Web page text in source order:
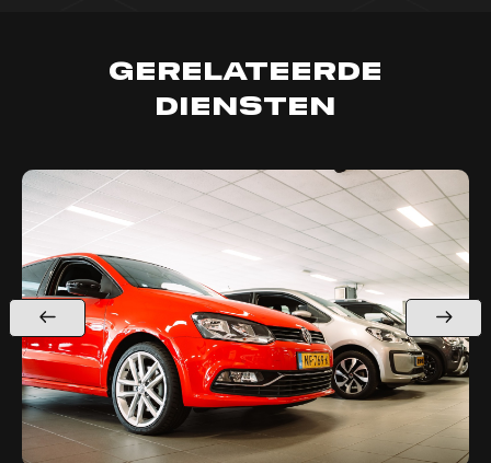
Gerelateerde
diensten